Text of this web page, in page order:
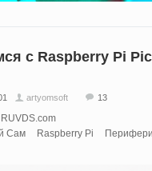
с Raspberry Pi
artyomsoft 13
Сам
Raspberry Pi